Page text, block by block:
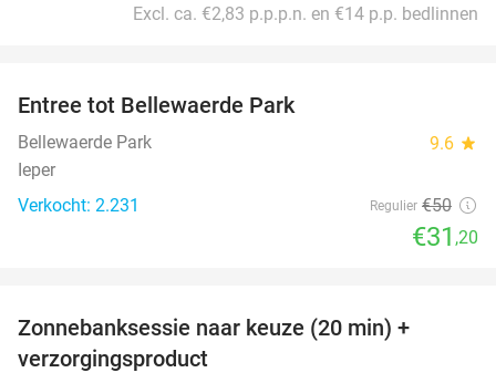
Excl. ca. €2,83 p.p.p.n. en €14 p.p. bedlinnen
Entree tot Bellewaerde Park
Bellewaerde Park 9.6 star
Ieper
Verkocht: 2.231
Regulier €50
€31 ,20
Zonnebanksessie naar keuze (20 min) +
verzorgingsproduct